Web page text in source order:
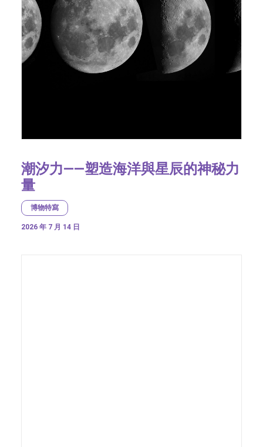
潮汐力——塑造海洋與星辰的神秘力
量
博物特寫
2026 年 7 月 14 日